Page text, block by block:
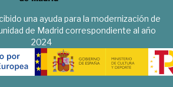
una ayuda para la modernización de
de Madrid correspondiente al año
2024